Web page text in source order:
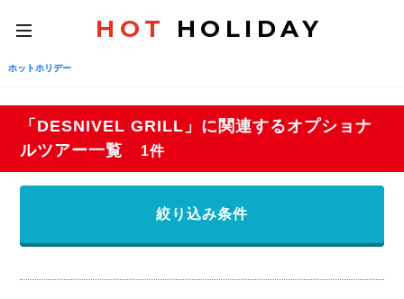
toggle
navigation
HOT HOLIDAY
ホットホリデー
「DESNIVEL GRILL」に関連するオプショナ
ルツアー一覧
1件
絞り込み条件